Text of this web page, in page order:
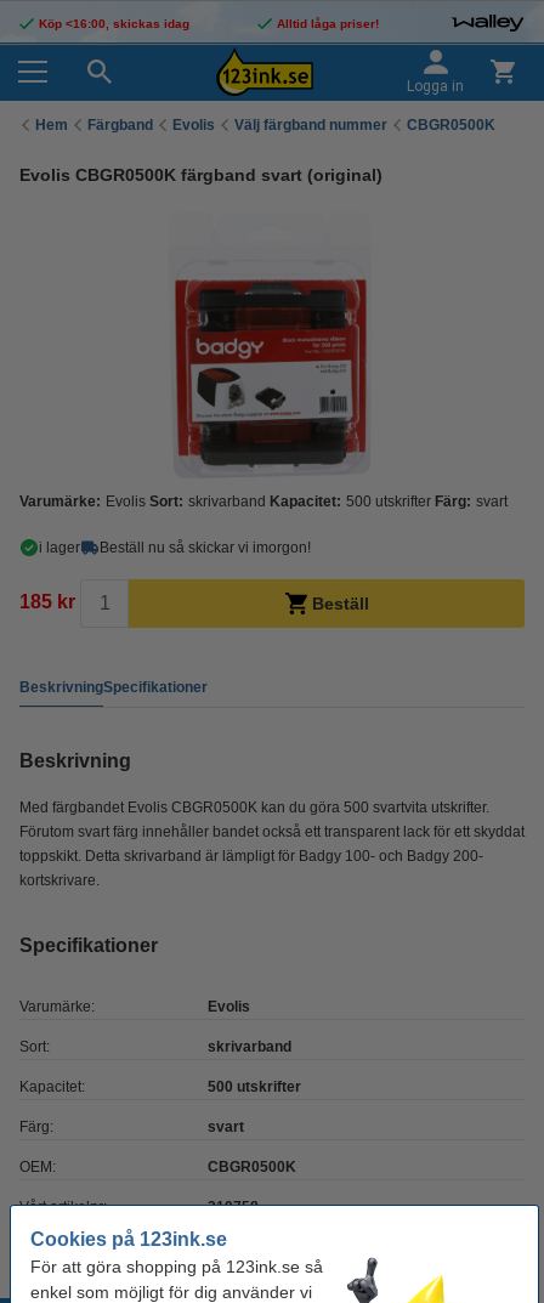
Cookies på 123ink.se
För att göra shopping på 123ink.se så
enkel som möjligt för dig använder vi
Köp <16:00, skickas idag Alltid låga priser!
Logga in
Hem Färgband Evolis Välj färgband nummer CBGR0500K
Evolis CBGR0500K färgband svart (original)
Varumärke: Evolis Sort: skrivarband Kapacitet: 500 utskrifter Färg: svart
i lager Beställ nu så skickar vi imorgon!
185 kr Beställ
BeskrivningSpecifikationer
Beskrivning
Med färgbandet Evolis CBGR0500K kan du göra 500 svartvita utskrifter.
Förutom svart färg innehåller bandet också ett transparent lack för ett skyddat
toppskikt. Detta skrivarband är lämpligt för Badgy 100- och Badgy 200-
kortskrivare.
Specifikationer
Varumärke: Evolis
Sort: skrivarband
Kapacitet: 500 utskrifter
Färg: svart
OEM: CBGR0500K
Vårt artikelnr: 219758